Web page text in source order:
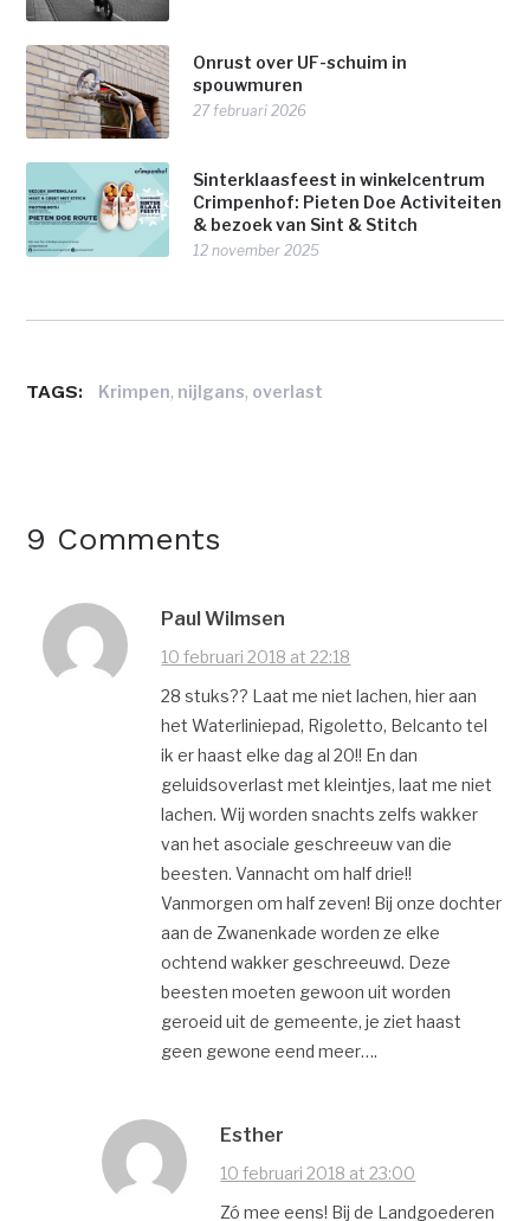
Onrust over UF-schuim in
spouwmuren
27 februari 2026
Sinterklaasfeest in winkelcentrum
Crimpenhof: Pieten Doe Activiteiten
& bezoek van Sint & Stitch
12 november 2025
TAGS: Krimpen, nijlgans, overlast
9 Comments
Paul Wilmsen
10 februari 2018 at 22:18
28 stuks?? Laat me niet lachen, hier aan
het Waterliniepad, Rigoletto, Belcanto tel
ik er haast elke dag al 20!! En dan
geluidsoverlast met kleintjes, laat me niet
lachen. Wij worden snachts zelfs wakker
van het asociale geschreeuw van die
beesten. Vannacht om half drie!!
Vanmorgen om half zeven! Bij onze dochter
aan de Zwanenkade worden ze elke
ochtend wakker geschreeuwd. Deze
beesten moeten gewoon uit worden
geroeid uit de gemeente, je ziet haast
geen gewone eend meer….
Esther
10 februari 2018 at 23:00
Zó mee eens! Bij de Landgoederen